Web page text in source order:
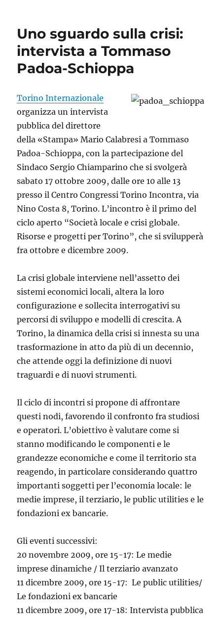
Uno sguardo sulla crisi:
intervista a Tommaso
Padoa-Schioppa
Torino Internazionale
organizza un intervista
pubblica del direttore
della «Stampa» Mario Calabresi a Tommaso
Padoa-Schioppa, con la partecipazione del
Sindaco Sergio Chiamparino che si svolgerà
sabato 17 ottobre 2009, dalle ore 10 alle 13
presso il Centro Congressi Torino Incontra, via
Nino Costa 8, Torino. L’incontro è il primo del
ciclo aperto “Società locale e crisi globale.
Risorse e progetti per Torino”, che si svilupperà
fra ottobre e dicembre 2009.
La crisi globale interviene nell’assetto dei
sistemi economici locali, altera la loro
configurazione e sollecita interrogativi su
percorsi di sviluppo e modelli di crescita. A
Torino, la dinamica della crisi si innesta su una
trasformazione in atto da più di un decennio,
che attende oggi la definizione di nuovi
traguardi e di nuovi strumenti.
Il ciclo di incontri si propone di affrontare
questi nodi, favorendo il confronto fra studiosi
e operatori. L’obiettivo è valutare come si
stanno modificando le componenti e le
grandezze economiche e come il territorio sta
reagendo, in particolare considerando quattro
importanti soggetti per l’economia locale: le
medie imprese, il terziario, le public utilities e le
fondazioni ex bancarie.
Gli eventi successivi:
20 novembre 2009, ore 15-17: Le medie
imprese dinamiche / Il terziario avanzato
11 dicembre 2009, ore 15-17: Le public utilities/
Le fondazioni ex bancarie
11 dicembre 2009, ore 17-18: Intervista pubblica